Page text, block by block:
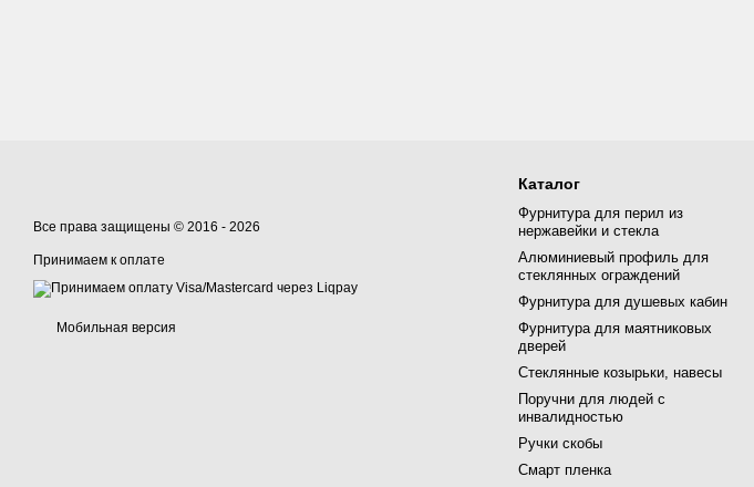
Все права защищены © 2016 - 2026
Принимаем к оплате
Мобильная версия
Каталог
Фурнитура для перил из
нержавейки и стекла
Алюминиевый профиль для
стеклянных ограждений
Фурнитура для душевых кабин
Фурнитура для маятниковых
дверей
Стеклянные козырьки, навесы
Поручни для людей с
инвалидностью
Ручки скобы
Смарт пленка